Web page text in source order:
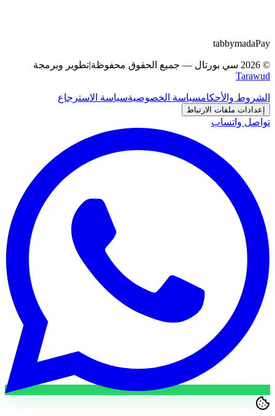
Pay
mada
tabby
©
2026 سي بورتال — جميع الحقوق محفوظة|تطوير وبرمجة
Tarawud
الشروط والأحكامسياسة الخصوصيةسياسة الاسترجاع
إعدادات ملفات الارتباط
تواصل واتساب